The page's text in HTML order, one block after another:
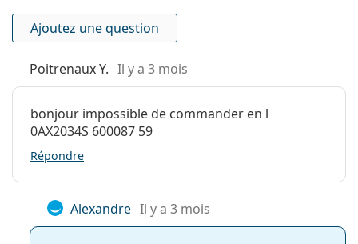
Catégorie:
Lunettes de soleil
Marque:
Armani Exchange
Utilisation:
Mode
correction:
Non
Ajoutez une question
Poitrenaux Y. Il y a 3 mois
bonjour impossible de commander en l
0AX2034S 600087 59
Répondre
Alexandre Il y a 3 mois